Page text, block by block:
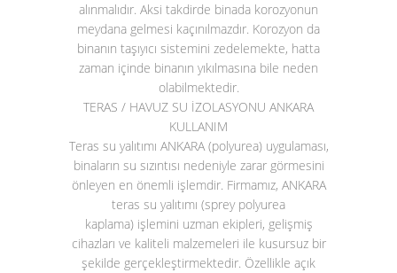
alınmalıdır. Aksi takdirde binada korozyonun
meydana gelmesi kaçınılmazdır. Korozyon da
binanın taşıyıcı sistemini zedelemekte, hatta
zaman içinde binanın yıkılmasına bile neden
olabilmektedir.
TERAS / HAVUZ SU İZOLASYONU ANKARA
KULLANIM
Teras su yalıtımı ANKARA (polyurea)uygulaması,
binaların su sızıntısı nedeniyle zarar görmesini
önleyen en önemli işlemdir. Firmamız, ANKARA
teras su yalıtımı (sprey polyurea
kaplama)işlemini uzman ekipleri, gelişmiş
cihazları ve kaliteli malzemeleri ile kusursuz bir
şekilde gerçekleştirmektedir. Özellikle açık